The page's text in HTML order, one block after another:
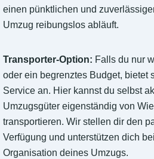
einen pünktlichen und
Umzug reibungslos abläuft.
Transporter-Option: Falls du nur
oder ein begrenztes Budget, bietet
Service an. Hier kannst du selbst
Umzugsgüter eigenständig von
transportieren. Wir stellen dir den
Verfügung und unterstützen dich
Organisation deines Umzugs.